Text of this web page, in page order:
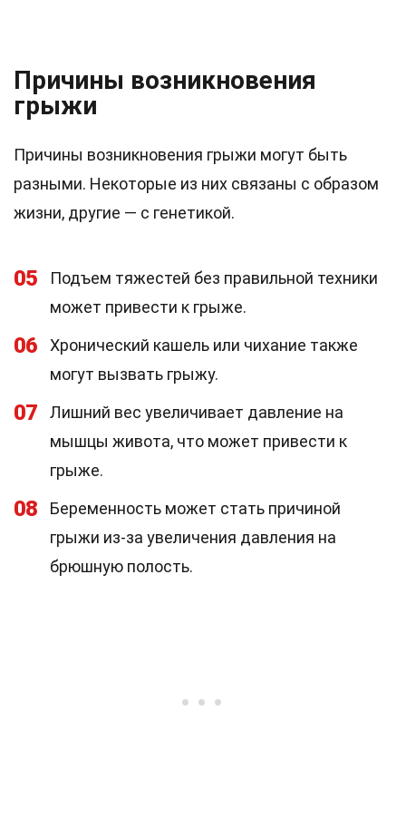
Причины возникновения
грыжи
Причины возникновения грыжи могут быть
разными. Некоторые из них связаны с образом
жизни, другие — с генетикой.
05
Подъем тяжестей без правильной техники
может привести к грыже.
06
Хронический кашель или чихание также
могут вызвать грыжу.
07
Лишний вес увеличивает давление на
мышцы живота, что может привести к
грыже.
08
Беременность может стать причиной
грыжи из-за увеличения давления на
брюшную полость.